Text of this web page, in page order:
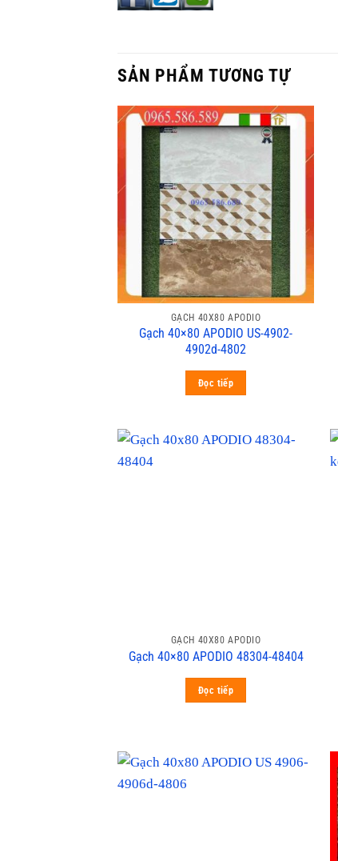
SẢN PHẨM TƯƠNG TỰ
GẠCH 40X80 APODIO
Gạch 40×80 APODIO US-4902-
4902d-4802
Đọc tiếp
GẠCH 40X80 APODIO
Gạch 40×80 APODIO 48304-48404
Đọc tiếp